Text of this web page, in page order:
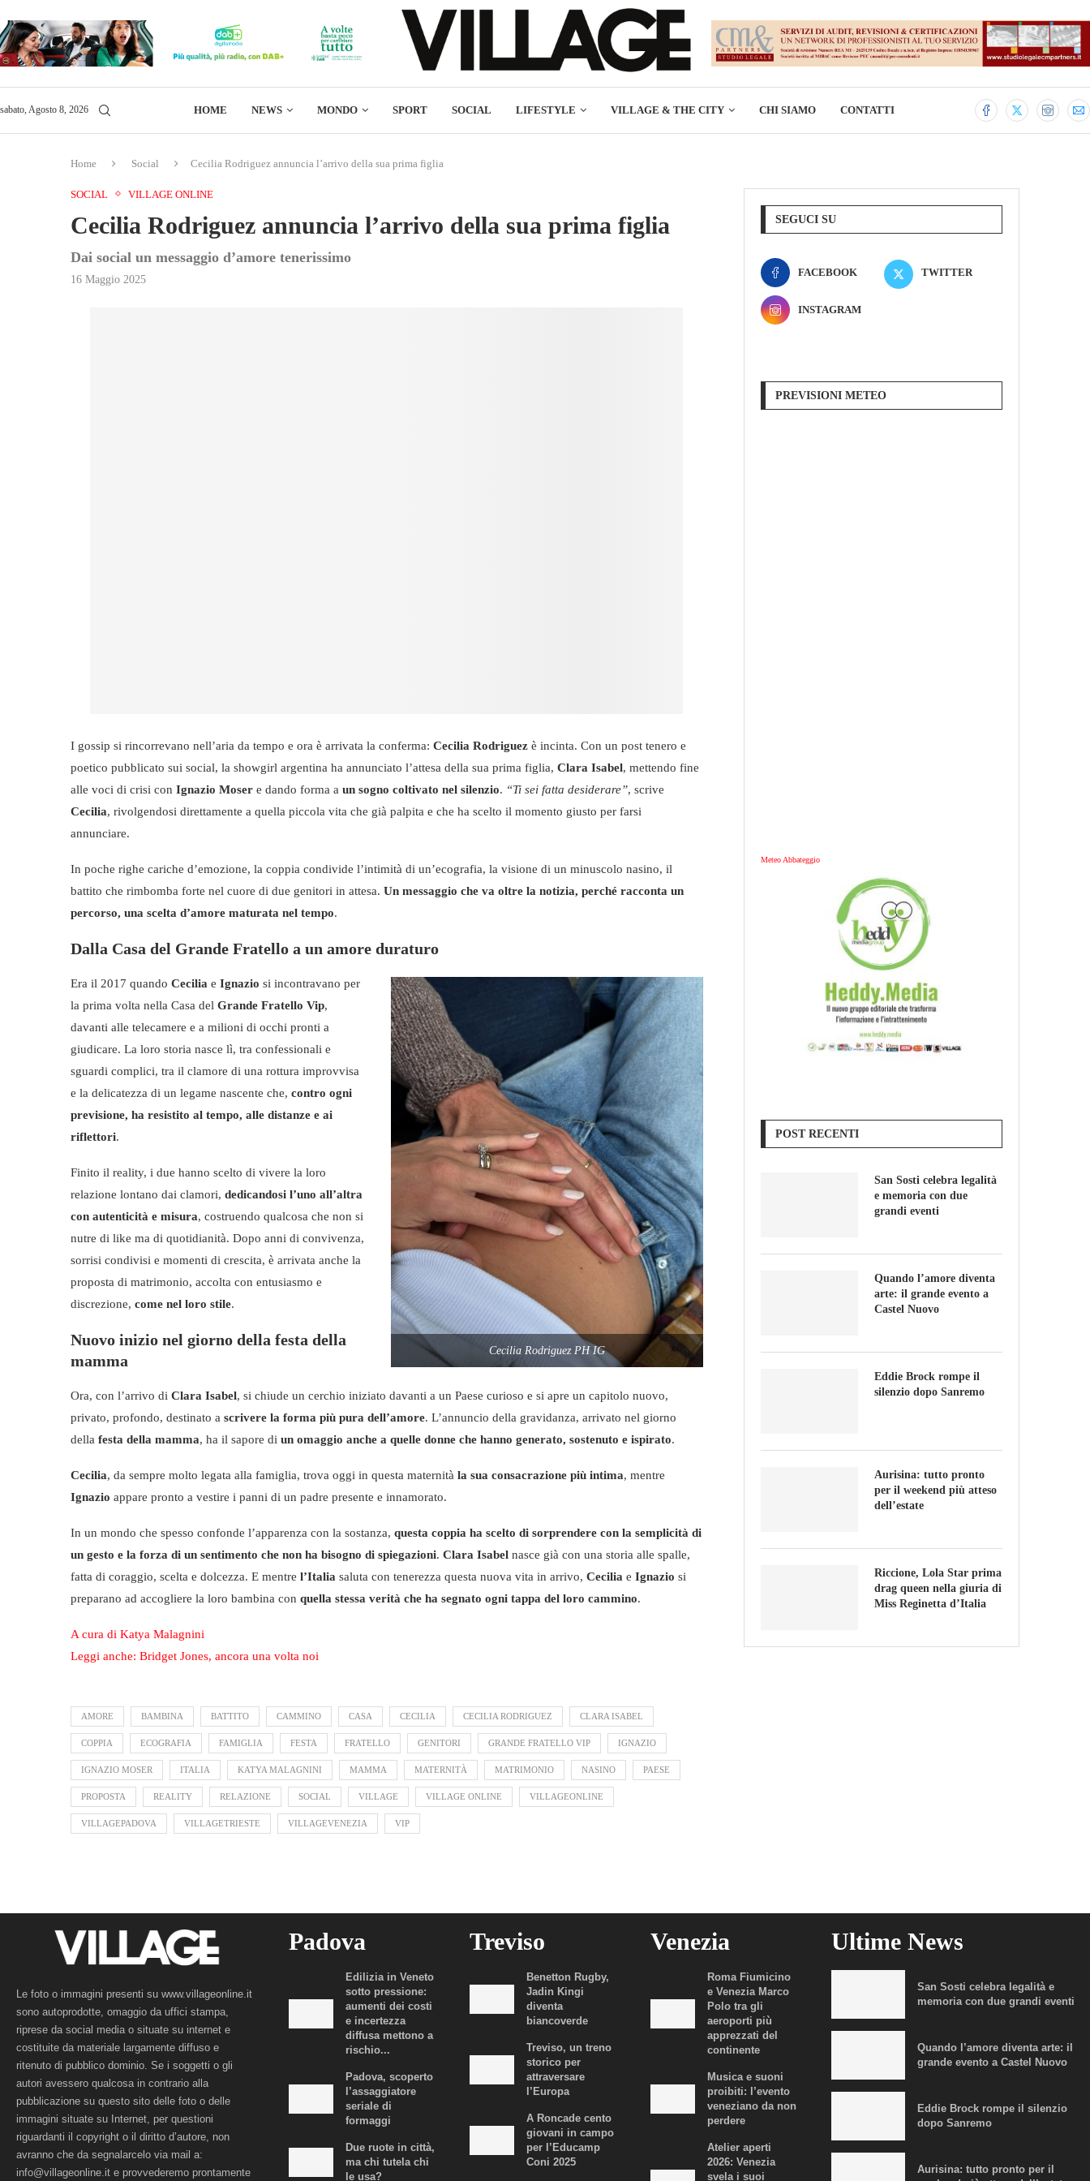
sabato, Agosto 8, 2026 HOME NEWS MONDO SPORT SOCIAL LIFESTYLE VILLAGE & THE CITY CHI SIAMO CONTATTI
Home Social Cecilia Rodriguez annuncia l’arrivo della sua prima figlia
SOCIAL VILLAGE ONLINE
Cecilia Rodriguez annuncia l’arrivo della sua prima figlia
Dai social un messaggio d’amore tenerissimo
16 Maggio 2025
I gossip si rincorrevano nell’aria da tempo e ora è arrivata la conferma: Cecilia Rodriguez è incinta. Con un post tenero e
poetico pubblicato sui social, la showgirl argentina ha annunciato l’attesa della sua prima figlia, Clara Isabel, mettendo fine
alle voci di crisi con Ignazio Moser e dando forma a un sogno coltivato nel silenzio. “Ti sei fatta desiderare”, scrive
Cecilia, rivolgendosi direttamente a quella piccola vita che già palpita e che ha scelto il momento giusto per farsi
annunciare.
In poche righe cariche d’emozione, la coppia condivide l’intimità di un’ecografia, la visione di un minuscolo nasino, il
battito che rimbomba forte nel cuore di due genitori in attesa. Un messaggio che va oltre la notizia, perché racconta un
percorso, una scelta d’amore maturata nel tempo.
Dalla Casa del Grande Fratello a un amore duraturo
Cecilia Rodriguez PH IG
Era il 2017 quando Cecilia e Ignazio si incontravano per
la prima volta nella Casa del Grande Fratello Vip,
davanti alle telecamere e a milioni di occhi pronti a
giudicare. La loro storia nasce lì, tra confessionali e
sguardi complici, tra il clamore di una rottura improvvisa
e la delicatezza di un legame nascente che, contro ogni
previsione, ha resistito al tempo, alle distanze e ai
riflettori.
Finito il reality, i due hanno scelto di vivere la loro
relazione lontano dai clamori, dedicandosi l’uno all’altra
con autenticità e misura, costruendo qualcosa che non si
nutre di like ma di quotidianità. Dopo anni di convivenza,
sorrisi condivisi e momenti di crescita, è arrivata anche la
proposta di matrimonio, accolta con entusiasmo e
discrezione, come nel loro stile.
Nuovo inizio nel giorno della festa della
mamma
Ora, con l’arrivo di Clara Isabel, si chiude un cerchio iniziato davanti a un Paese curioso e si apre un capitolo nuovo,
privato, profondo, destinato a scrivere la forma più pura dell’amore. L’annuncio della gravidanza, arrivato nel giorno
della festa della mamma, ha il sapore di un omaggio anche a quelle donne che hanno generato, sostenuto e ispirato.
Cecilia, da sempre molto legata alla famiglia, trova oggi in questa maternità la sua consacrazione più intima, mentre
Ignazio appare pronto a vestire i panni di un padre presente e innamorato.
In un mondo che spesso confonde l’apparenza con la sostanza, questa coppia ha scelto di sorprendere con la semplicità di
un gesto e la forza di un sentimento che non ha bisogno di spiegazioni. Clara Isabel nasce già con una storia alle spalle,
fatta di coraggio, scelta e dolcezza. E mentre l’Italia saluta con tenerezza questa nuova vita in arrivo, Cecilia e Ignazio si
preparano ad accogliere la loro bambina con quella stessa verità che ha segnato ogni tappa del loro cammino.
A cura di Katya Malagnini
Leggi anche: Bridget Jones, ancora una volta noi
AMORE BAMBINA BATTITO CAMMINO CASA CECILIA CECILIA RODRIGUEZ CLARA ISABEL
COPPIA ECOGRAFIA FAMIGLIA FESTA FRATELLO GENITORI GRANDE FRATELLO VIP IGNAZIO
IGNAZIO MOSER ITALIA KATYA MALAGNINI MAMMA MATERNITÀ MATRIMONIO NASINO PAESE
PROPOSTA REALITY RELAZIONE SOCIAL VILLAGE VILLAGE ONLINE VILLAGEONLINE
VILLAGEPADOVA VILLAGETRIESTE VILLAGEVENEZIA VIP
SEGUCI SU
FACEBOOK TWITTER
INSTAGRAM
PREVISIONI METEO
Meteo Abbateggio
POST RECENTI
San Sosti celebra legalità
e memoria con due
grandi eventi
Quando l’amore diventa
arte: il grande evento a
Castel Nuovo
Eddie Brock rompe il
silenzio dopo Sanremo
Aurisina: tutto pronto
per il weekend più atteso
dell’estate
Riccione, Lola Star prima
drag queen nella giuria di
Miss Reginetta d’Italia
Le foto o immagini presenti su www.villageonline.it
sono autoprodotte, omaggio da uffici stampa,
riprese da social media o situate su internet e
costituite da materiale largamente diffuso e
ritenuto di pubblico dominio. Se i soggetti o gli
autori avessero qualcosa in contrario alla
pubblicazione su questo sito delle foto o delle
immagini situate su Internet, per questioni
riguardanti il copyright o il diritto d’autore, non
avranno che da segnalarcelo via mail a:
info@villageonline.it e provvederemo prontamente
Padova
Edilizia in Veneto
sotto pressione:
aumenti dei costi
e incertezza
diffusa mettono a
rischio...
Padova, scoperto
l’assaggiatore
seriale di
formaggi
Due ruote in città,
ma chi tutela chi
le usa?
Treviso
Benetton Rugby,
Jadin Kingi
diventa
biancoverde
Treviso, un treno
storico per
attraversare
l’Europa
A Roncade cento
giovani in campo
per l’Educamp
Coni 2025
Venezia
Roma Fiumicino
e Venezia Marco
Polo tra gli
aeroporti più
apprezzati del
continente
Musica e suoni
proibiti: l’evento
veneziano da non
perdere
Atelier aperti
2026: Venezia
svela i suoi
Ultime News
San Sosti celebra legalità e
memoria con due grandi eventi
Quando l’amore diventa arte: il
grande evento a Castel Nuovo
Eddie Brock rompe il silenzio
dopo Sanremo
Aurisina: tutto pronto per il